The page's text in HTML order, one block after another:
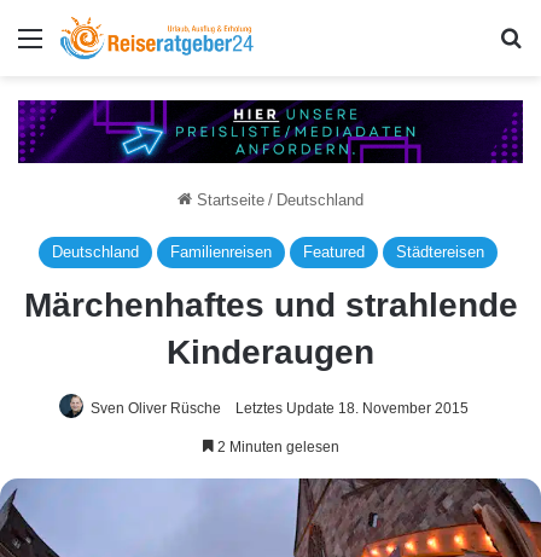
Menü
Startseite / Deutschland
Deutschland Familienreisen Featured Städtereisen
Märchenhaftes und strahlende
Kinderaugen
Sven Oliver Rüsche Letztes Update 18. November 2015
2 Minuten gelesen